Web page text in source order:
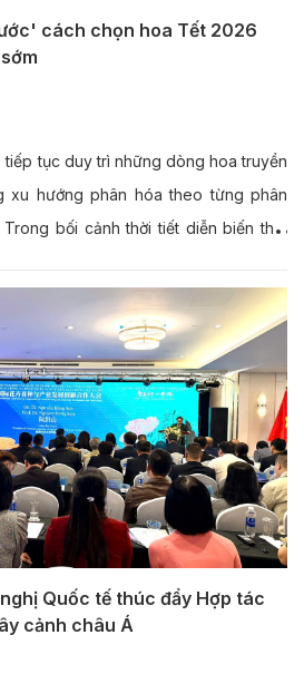
cách chọn hoa Tết 2026
tục duy trì những dòng hoa truyền
xu hướng phân hóa theo từng phân
bối cảnh thời tiết diễn biến thất
Quốc tế thúc đẩy Hợp tác
cảnh châu Á